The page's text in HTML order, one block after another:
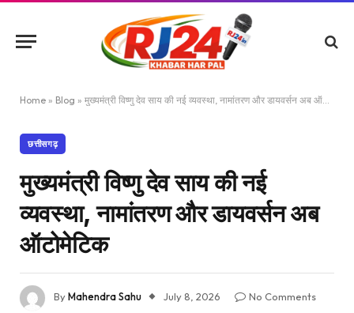
Home » Blog » मुख्यमंत्री विष्णु देव साय की नई व्यवस्था, नामांतरण और डायवर्सन अब ऑटोमेटिक
छत्तीसगढ़
मुख्यमंत्री विष्णु देव साय की नई
व्यवस्था, नामांतरण और डायवर्सन अब
ऑटोमेटिक
ByMahendra Sahu July 8, 2026
No Comments